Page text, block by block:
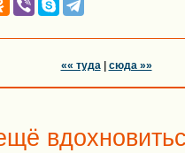
«« туда | сюда »»